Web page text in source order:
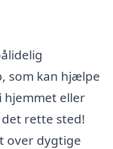
som kan hjælpe
hjemmet eller
rette sted!
over dygtige